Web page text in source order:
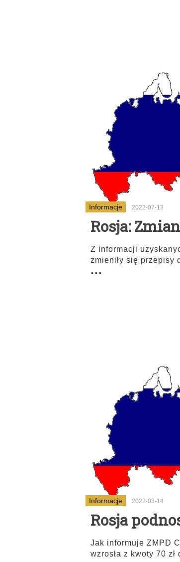
Informacje 2022-07-13
Rosja:
Z informacji
zmieniły się przepisy
...
Informacje 2022-03-14
Rosja
Jak informuje ZMPD
wzrosła z kwoty 70 zł